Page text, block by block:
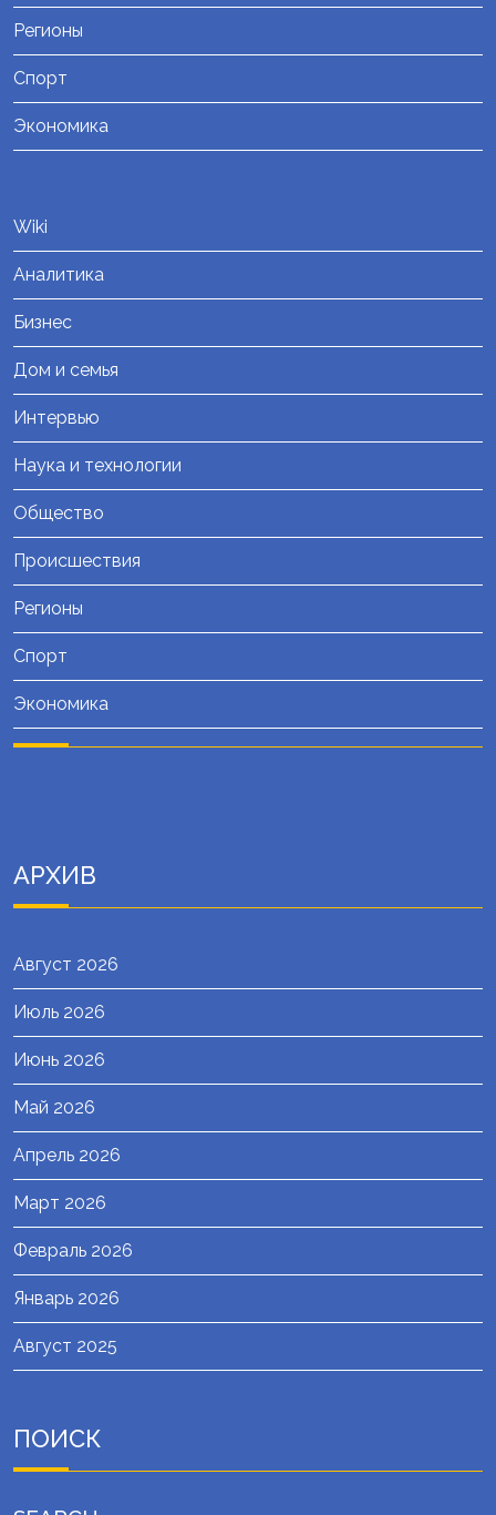
Регионы
Спорт
Экономика
Wiki
Аналитика
Бизнес
Дом и семья
Интервью
Наука и технологии
Общество
Происшествия
Регионы
Спорт
Экономика
АРХИВ
Август 2026
Июль 2026
Июнь 2026
Май 2026
Апрель 2026
Март 2026
Февраль 2026
Январь 2026
Август 2025
ПОИСК